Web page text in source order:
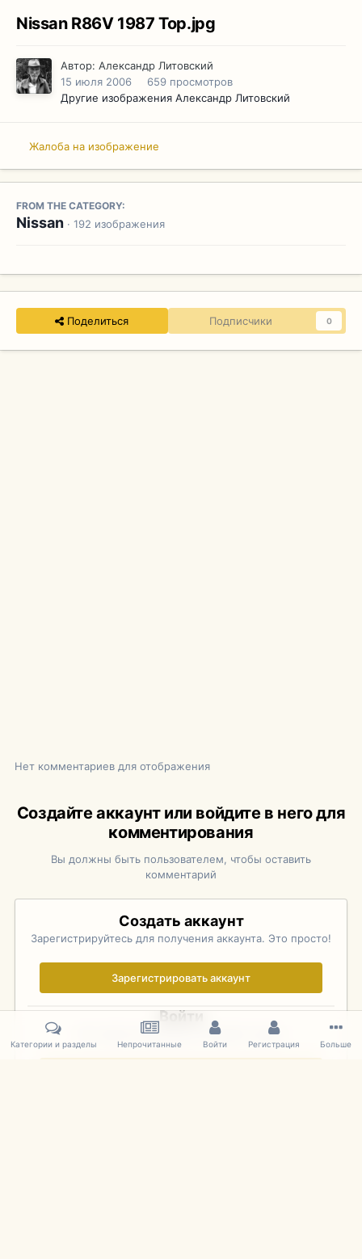
Nissan R86V 1987 Top.jpg
Автор: Александр Литовский
15 июля 2006
659 просмотров
Другие изображения Александр Литовский
Жалоба на изображение
FROM THE CATEGORY:
Nissan · 192 изображения
Поделиться Подписчики 0
Нет комментариев для отображения
Создайте аккаунт или войдите в него для
комментирования
Вы должны быть пользователем, чтобы оставить
комментарий
Создать аккаунт
Зарегистрируйтесь для получения аккаунта. Это просто!
Зарегистрировать аккаунт
Войти
Уже зарегистрированы? Войдите здесь.
Категории и разделы Непрочитанные Войти Регистрация Больше